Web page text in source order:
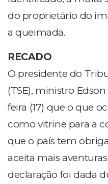
do proprietário do
a queimada.
RECADO
O presidente do
(TSE), ministro
feira (17) que o que
como vitrine para a
que o país tem
aceita mais
declaração foi dada